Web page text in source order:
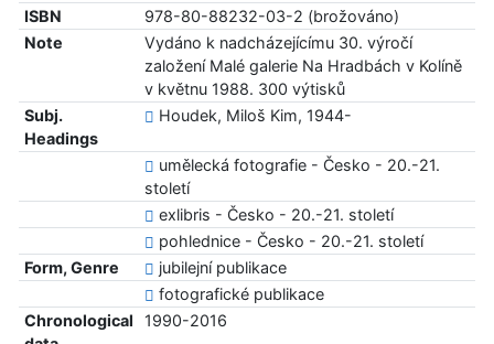
ISBN
978-80-88232-03-2 (brožováno)
Note
Vydáno k nadcházejícímu 30. výročí
založení Malé galerie Na Hradbách v Kolíně
v květnu 1988. 300 výtisků
Subj.
Headings
Houdek, Miloš Kim, 1944-
umělecká fotografie - Česko - 20.-21.
století
exlibris - Česko - 20.-21. století
pohlednice - Česko - 20.-21. století
Form, Genre
jubilejní publikace
fotografické publikace
Chronological
1990-2016